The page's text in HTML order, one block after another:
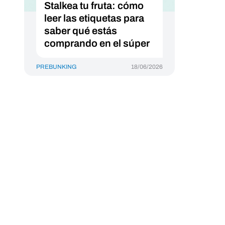
Stalkea tu fruta: cómo
leer las etiquetas para
saber qué estás
comprando en el súper
PREBUNKING 18/06/2026